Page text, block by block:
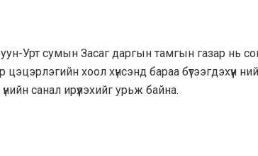
Урт сумын Засаг даргын тамгын газар нь
цэцэрлэгийн хоол хүнсэнд бараа бүтээгдэхүүн
үнийн санал ирүүлэхийг урьж байна.